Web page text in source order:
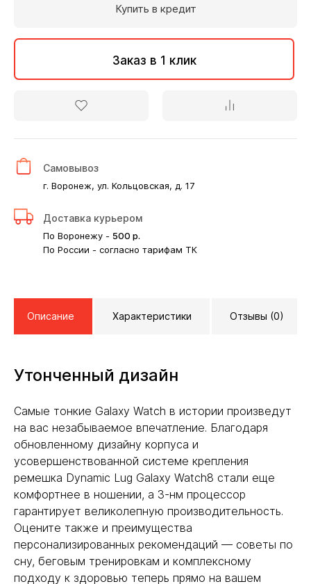
Купить в кредит
Заказ в 1 клик
Самовывоз
г. Воронеж, ул. Кольцовская, д. 17
Доставка курьером
По Воронежу - 500 р.
По России - согласно тарифам ТК
Описание Характеристики Отзывы (0)
Утонченный дизайн
Самые тонкие Galaxy Watch в истории произведут
на вас незабываемое впечатление. Благодаря
обновленному дизайну корпуса и
усовершенствованной системе крепления
ремешка Dynamic Lug Galaxy Watch8 стали еще
комфортнее в ношении, а 3-нм процессор
гарантирует великолепную производительность.
Оцените также и преимущества
персонализированных рекомендаций — советы по
сну, беговым тренировкам и комплексному
подходу к здоровью теперь прямо на вашем